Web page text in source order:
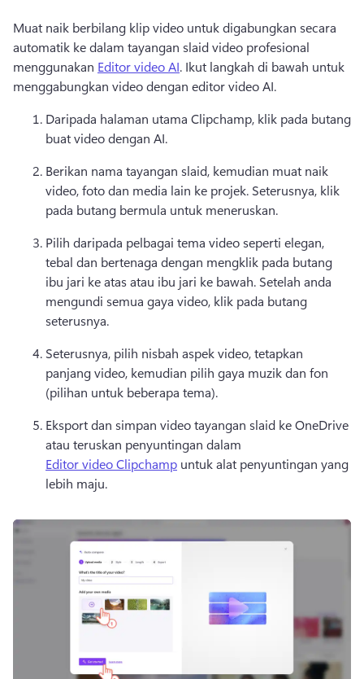
Muat naik berbilang klip video untuk digabungkan secara
automatik ke dalam tayangan slaid video profesional
menggunakan Editor video AI. Ikut langkah di bawah untuk
menggabungkan video dengan editor video AI.
Daripada halaman utama Clipchamp, klik pada butang
buat video dengan AI.
Berikan nama tayangan slaid, kemudian muat naik
video, foto dan media lain ke projek. Seterusnya, klik
pada butang bermula untuk meneruskan.
Pilih daripada pelbagai tema video seperti elegan,
tebal dan bertenaga dengan mengklik pada butang
ibu jari ke atas atau ibu jari ke bawah. Setelah anda
mengundi semua gaya video, klik pada butang
seterusnya.
Seterusnya, pilih nisbah aspek video, tetapkan
panjang video, kemudian pilih gaya muzik dan fon
(pilihan untuk beberapa tema).
Eksport dan simpan video tayangan slaid ke OneDrive
atau teruskan penyuntingan dalam
Editor video Clipchamp untuk alat penyuntingan yang
lebih maju.